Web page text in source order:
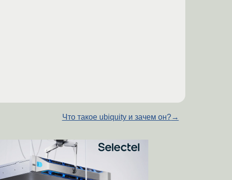
Что такое ubiquity и зачем он?→